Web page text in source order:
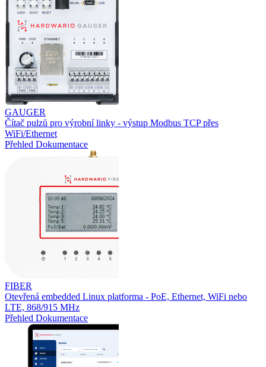
GAUGER
Čítač pulzů pro výrobní linky - výstup Modbus TCP přes
WiFi/Ethernet
Přehled Dokumentace
FIBER
Otevřená embedded Linux platforma - PoE, Ethernet, WiFi nebo
LTE, 868/915 MHz
Přehled Dokumentace